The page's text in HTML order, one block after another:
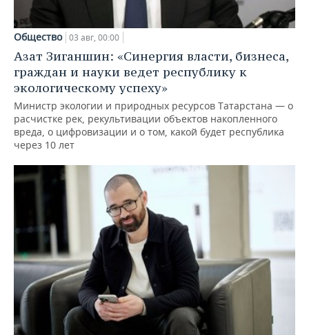
Общество 03 авг, 00:00
Азат Зиганшин: «Синергия власти, бизнеса,
граждан и науки ведет республику к
экологическому успеху»
Министр экологии и природных ресурсов Татарстана — о
расчистке рек, рекультивации объектов накопленного
вреда, о цифровизации и о том, какой будет республика
через 10 лет